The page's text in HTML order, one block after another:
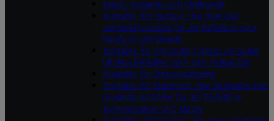
Jaspis: Jordande och Stärkande
Kristaller för Husdjur: Hur man kan
använda kristaller för att förbättra sina
husdjurs välmående
Kristaller för Personlig Tillväxt: En Guide
till Vilka Kristaller Som Kan Hjälpa Dig
Kristaller för Stresshantering
Kristaller för Studenter: Hur Studenter kan
Använda Kristaller för att Förbättra
Koncentration och Minne